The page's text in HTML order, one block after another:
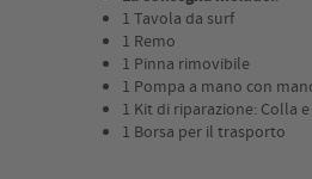
1 Tavola da surf
1 Remo
1 Pinna rimovibile
1 Pompa a mano con
1 Kit di riparazione: Colla
1 Borsa per il trasporto